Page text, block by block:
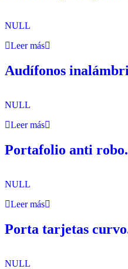
NULL
Leer más
Audífonos
NULL
Leer más
Portafolio anti robo.
NULL
Leer más
Porta tarjetas
NULL